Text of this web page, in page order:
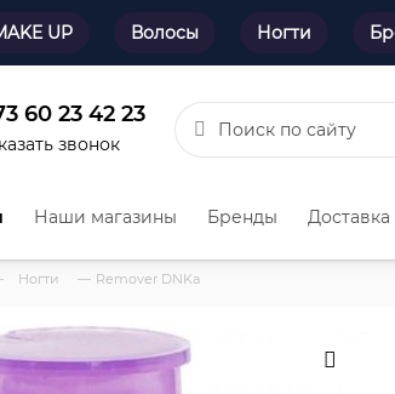
UP Волосы Ногти
60 23 42 23
звонок
Наши магазины Бренды Доставка
Ногти — Remover DNKa